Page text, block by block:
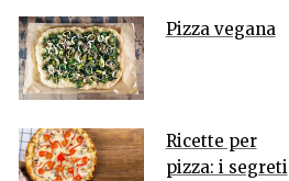
Pizza vegana
Ricette per
pizza: i segreti